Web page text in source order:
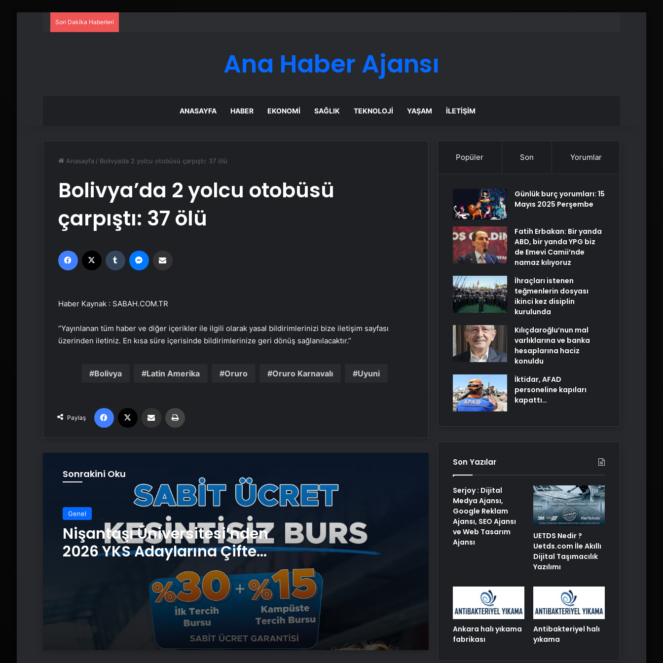
Son Dakika Haberleri
Ana Haber Ajansı
ANASAYFA HABER EKONOMI SAĞLIK TEKNOLOJI YAŞAM İLETIŞIM
Anasayfa / Bolivya’da 2 yolcu otobüsü çarpıştı: 37 ölü
Bolivya’da 2 yolcu otobüsü
çarpıştı: 37 ölü
Facebook Tumblr
Haber Kaynak : SABAH.COM.TR
“Yayınlanan tüm haber ve diğer içerikler ile ilgili olarak yasal bildirimlerinizi bize iletişim sayfası
üzerinden iletiniz. En kısa süre içerisinde bildirimlerinize geri dönüş sağlanılacaktır.”
Bolivya Latin Amerika Oruro Oruro Karnavalı Uyuni
Paylaş
Facebook Email'den paylaş
Sonrakini Oku
Genel
Nişantaşı Üniversitesi’nden
2026 YKS Adaylarına Çifte
Güvence: Sabit Ücret ve
Kesintisiz Burs
Adaylarına Çifte Güvence: Sabit
Ücret ve Kesintisiz Burs
Ankara halı yıkama fabrikası
Antibakteriyel halı yıkama
Savunma Sanayinde Güncel, Doğru
ve Teknik Haberler
Bigo Elmas Bayi – Güvenli, Hızlı ve
Uygun Fiyatlı Elmas Satın Almanın
Popüler Son Yorumlar
Günlük burç yorumları: 15
Mayıs 2025 Perşembe
Fatih Erbakan: Bir yanda
ABD, bir yanda YPG biz
de Emevi Camii’nde
namaz kılıyoruz
İhraçları istenen
teğmenlerin dosyası
ikinci kez disiplin
kurulunda
Kılıçdaroğlu’nun mal
varlıklarına ve banka
hesaplarına haciz
konuldu
İktidar, AFAD
personeline kapıları
kapattı…
Son Yazılar
Serjoy : Dijital
Medya Ajansı,
Google Reklam
Ajansı, SEO Ajansı
ve Web Tasarım
Ajansı
UETDS Nedir ?
Uetds.com İle Akıllı
Dijital Taşımacılık
Yazılımı
Ankara halı yıkama
fabrikası
Antibakteriyel halı
yıkama